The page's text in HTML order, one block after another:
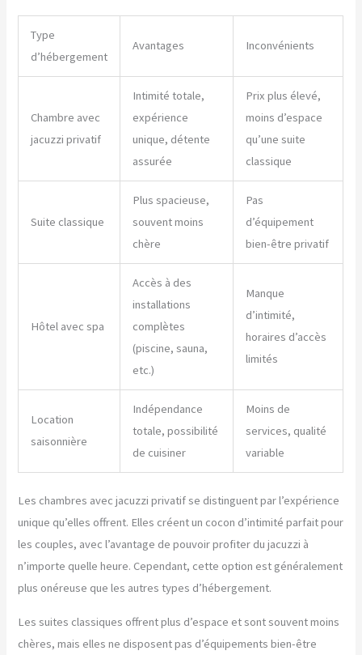
Type
d’hébergement
Avantages Inconvénients
Chambre avec
jacuzzi privatif
Intimité totale,
expérience
unique, détente
assurée
Prix plus élevé,
moins d’espace
qu’une suite
classique
Suite classique
Plus spacieuse,
souvent moins
chère
Pas
d’équipement
bien-être privatif
Hôtel avec spa
Accès à des
installations
complètes
(piscine, sauna,
etc.)
Manque
d’intimité,
horaires d’accès
limités
Location
saisonnière
Indépendance
totale, possibilité
de cuisiner
Moins de
services, qualité
variable
Les chambres avec jacuzzi privatif se distinguent par l’expérience
unique qu’elles offrent. Elles créent un cocon d’intimité parfait pour
les couples, avec l’avantage de pouvoir profiter du jacuzzi à
n’importe quelle heure. Cependant, cette option est généralement
plus onéreuse que les autres types d’hébergement.
Les suites classiques offrent plus d’espace et sont souvent moins
chères, mais elles ne disposent pas d’équipements bien-être